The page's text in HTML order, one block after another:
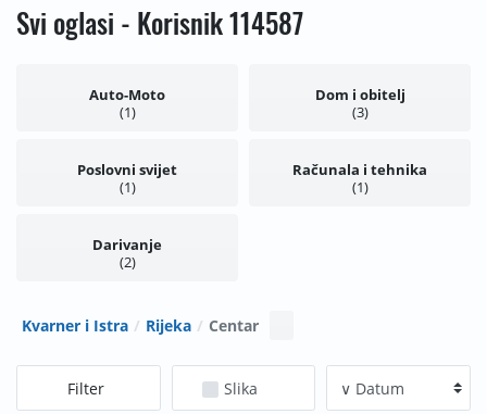
Svi oglasi - Korisnik 114587
Auto-Moto
1
Dom i obitelj
3
Poslovni svijet
1
Računala i tehnika
1
Darivanje
2
Kvarner i Istra Rijeka Centar
Filter Slika